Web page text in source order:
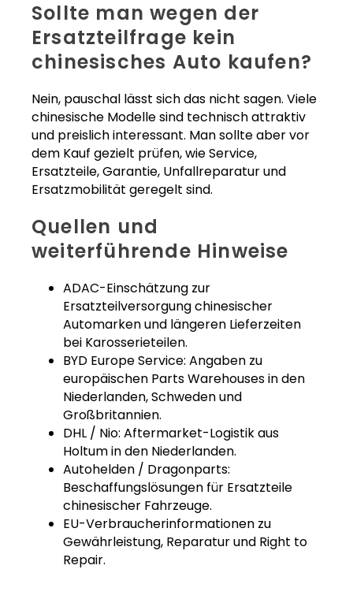
Sollte man wegen der
Ersatzteilfrage kein
chinesisches Auto kaufen?
Nein, pauschal lässt sich das nicht sagen. Viele
chinesische Modelle sind technisch attraktiv
und preislich interessant. Man sollte aber vor
dem Kauf gezielt prüfen, wie Service,
Ersatzteile, Garantie, Unfallreparatur und
Ersatzmobilität geregelt sind.
Quellen und
weiterführende Hinweise
ADAC-Einschätzung zur
Ersatzteilversorgung chinesischer
Automarken und längeren Lieferzeiten
bei Karosserieteilen.
BYD Europe Service: Angaben zu
europäischen Parts Warehouses in den
Niederlanden, Schweden und
Großbritannien.
DHL / Nio: Aftermarket-Logistik aus
Holtum in den Niederlanden.
Autohelden / Dragonparts:
Beschaffungslösungen für Ersatzteile
chinesischer Fahrzeuge.
EU-Verbraucherinformationen zu
Gewährleistung, Reparatur und Right to
Repair.